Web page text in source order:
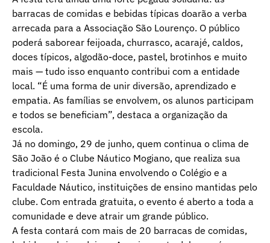
barracas de comidas e bebidas típicas doarão a verba
arrecada para a Associação São Lourenço. O público
poderá saborear feijoada, churrasco, acarajé, caldos,
doces típicos, algodão-doce, pastel, brotinhos e muito
mais — tudo isso enquanto contribui com a entidade
local. “É uma forma de unir diversão, aprendizado e
empatia. As famílias se envolvem, os alunos participam
e todos se beneficiam”, destaca a organização da
escola.
Já no domingo, 29 de junho, quem continua o clima de
São João é o Clube Náutico Mogiano, que realiza sua
tradicional Festa Junina envolvendo o Colégio e a
Faculdade Náutico, instituições de ensino mantidas pelo
clube. Com entrada gratuita, o evento é aberto a toda a
comunidade e deve atrair um grande público.
A festa contará com mais de 20 barracas de comidas,